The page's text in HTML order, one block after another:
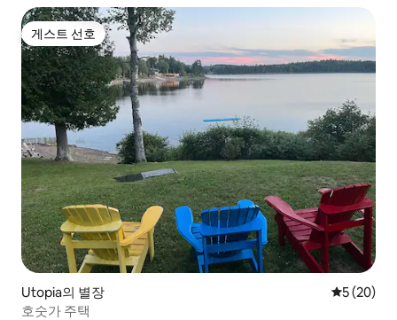
게스트 선호
게스트 선호
Utopia의 별장 평점 5점(5
5 (20)
호숫가 주택